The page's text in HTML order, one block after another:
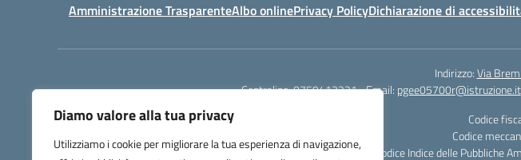
Diamo valore alla tua privacy
Utilizziamo i cookie per migliorare la tua esperienza di navigazione,
Amministrazione TrasparenteAlbo onlinePrivacy PolicyDichiarazione di
Indirizzo:Via
Centralino:0759413221 Email: pgee05700r@istruzione.it
Codice
Codice
Codice Indice delle Pubbliche